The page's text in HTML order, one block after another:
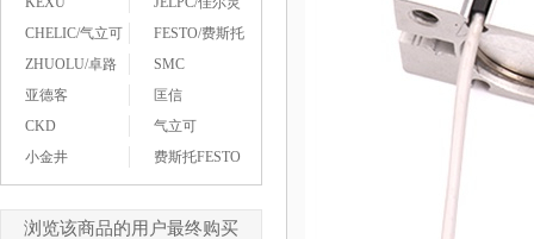
CHELIC/气立可
FESTO/费斯托
ZHUOLU/卓路
SMC
亚德客
匡信
CKD
气立可
小金井
费斯托FESTO
浏览该商品的用户最终购买